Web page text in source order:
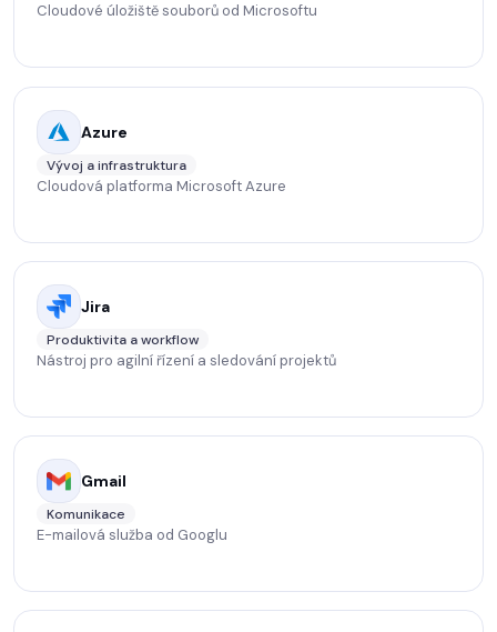
Cloudové úložiště souborů od Microsoftu
Azure
Vývoj a infrastruktura
Cloudová platforma Microsoft Azure
Jira
Produktivita a workflow
Nástroj pro agilní řízení a sledování projektů
Gmail
Komunikace
E-mailová služba od Googlu